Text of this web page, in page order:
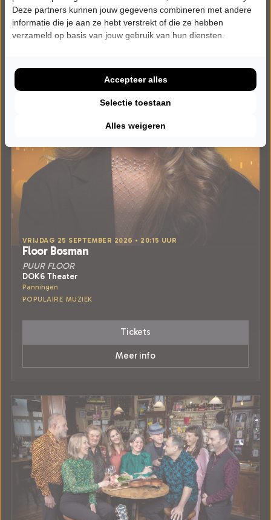
VRIJDAG 25 SEPTEMBER 2026 • 20:15 UUR
Floor Bosman
PUUR FLOOR
DOK6 Theater
Panningen
POPULAIRE MUZIEK
Tickets
Meer info
Deze partners kunnen jouw gegevens combineren met andere
informatie die je aan ze hebt verstrekt of die ze hebben
verzameld op basis van jouw gebruik van hun diensten.
Alles weigeren
Selectie toestaan
Accepteer alles